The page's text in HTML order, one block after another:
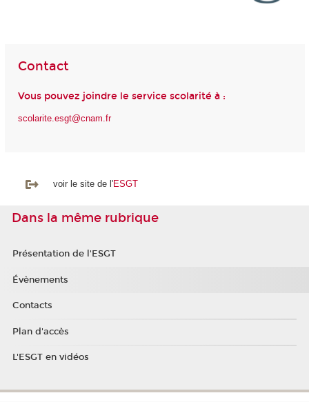
Contact
Vous pouvez joindre le service scolarité à :
scolarite.esgt@cnam.fr
voir le site de l'ESGT
Dans la même rubrique
Présentation de l'ESGT
Évènements
Contacts
Plan d'accès
L'ESGT en vidéos